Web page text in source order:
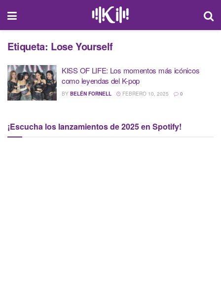
Etiqueta: Lose Yourself
KISS OF LIFE: Los momentos más icónicos
como leyendas del K-pop
BY BELÉN FORNELL FEBRERO 10, 2025 0
¡Escucha los lanzamientos de 2025 en Spotify!